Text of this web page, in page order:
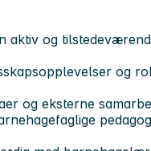
aktiv og
og
og eksterne